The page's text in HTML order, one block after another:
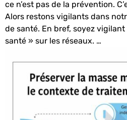
ce n’est pas de la prévention.
Alors restons vigilants dans
de santé. En bref, soyez
santé » sur les réseaux. …